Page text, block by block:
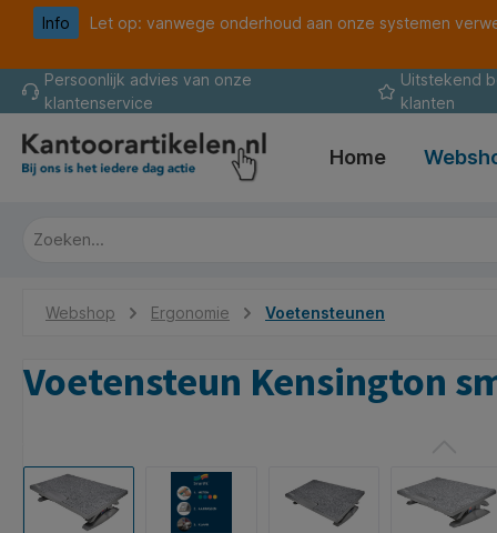
Ga naar de hoofdnavigatie
Info
Let op: vanwege onderhoud aan onze systemen
Persoonlijk advies van onze
klantenservice
Uitstekend
klanten
Home
Webshop Ergonomie Voetensteunen
Voetensteun Kensington
Afbeeldingengalerij overslaan